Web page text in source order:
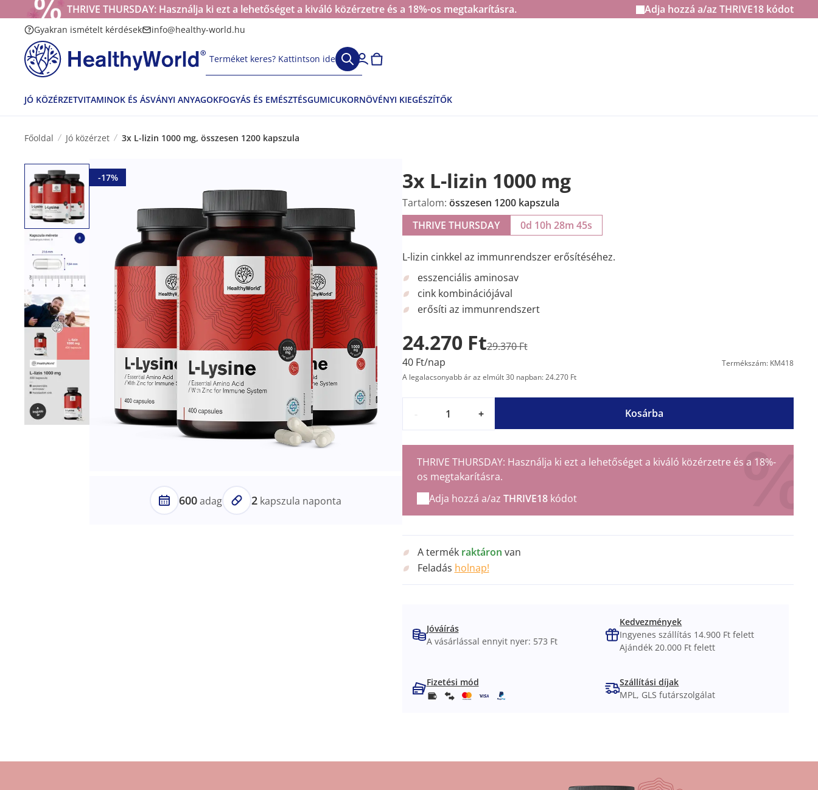
THRIVE THURSDAY: Használja ki ezt a lehetőséget a kiváló közérzetre és a 18%-os megtakarításra. Adja hozzá a/az THRIVE18 kódot
Gyakran ismételt kérdések info@healthy-world.hu
Terméket keres? Kattintson ide
JÓ KÖZÉRZETVITAMINOK ÉS ÁSVÁNYI ANYAGOKFOGYÁS ÉS EMÉSZTÉSGUMICUKORNÖVÉNYI KIEGÉSZÍTŐK
Főoldal Jó közérzet 3x L-lizin 1000 mg, összesen 1200 kapszula
-17%
600adag 2 kapszula naponta
3x L-lizin 1000 mg
Tartalom: összesen 1200 kapszula
THRIVE THURSDAY
0d 10h 28m 44s
L-lizin cinkkel az immunrendszer erősítéséhez.
esszenciális aminosav
cink kombinációjával
erősíti az immunrendszert
24.270 Ft29.370 Ft
40 Ft/nap
Termékszám: KM418
A legalacsonyabb ár az elmúlt 30 napban: 24.270 Ft
+ Kosárba
THRIVE THURSDAY: Használja ki ezt a lehetőséget a kiváló közérzetre és a 18%-
os megtakarításra.
Adja hozzá a/az THRIVE18kódot
A termék raktáron van
Feladás holnap!
Jóváírás
A vásárlással ennyit nyer: 573 Ft
Kedvezmények
Ingyenes szállítás 14.900 Ft felett
Ajándék 20.000 Ft felett
Fizetési mód
Szállítási díjak
MPL, GLS futárszolgálat